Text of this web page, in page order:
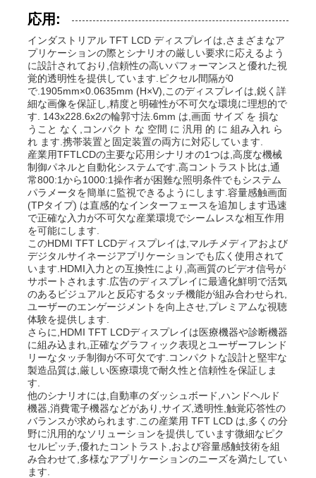
注文LCD表示モジュール
応用:
インダストリアル TFT LCD ディスプレイは,さまざまなア
プリケーションの際とシナリオの厳しい要求に応えるよう
に設計されており,信頼性の高いパフォーマンスと優れた視
覚的透明性を提供しています.ピクセル間隔が0
で.1905mm×0.0635mm (H×V),このディスプレイは,鋭く詳
細な画像を保証し,精度と明確性が不可欠な環境に理想的で
す. 143x228.6x2の輪郭寸法.6mm は,画面 サイズ を 損な
うこと なく,コンパクト な 空間 に 汎用 的 に 組み入れ ら
れ ます.携帯装置と固定装置の両方に対応しています.
産業用TFTLCDの主要な応用シナリオの1つは,高度な機械
制御パネルと自動化システムです.高コントラスト比は,通
常800:1から1000:1操作者が困難な照明条件でもシステム
パラメータを簡単に監視できるようにします.容量感触画面
(TPタイプ) は直感的なインターフェースを追加します迅速
で正確な入力が不可欠な産業環境でシームレスな相互作用
を可能にします.
このHDMI TFT LCDディスプレイは,マルチメディアおよび
デジタルサイネージアプリケーションでも広く使用されて
います.HDMI入力との互換性により,高画質のビデオ信号が
サポートされます.広告のディスプレイに最適化鮮明で活気
のあるビジュアルと反応するタッチ機能が組み合わせられ,
ユーザーのエンゲージメントを向上させ,プレミアムな視聴
体験を提供します.
さらに,HDMI TFT LCDディスプレイは医療機器や診断機器
に組み込まれ,正確なグラフィック表現とユーザーフレンド
リーなタッチ制御が不可欠です.コンパクトな設計と堅牢な
製造品質は,厳しい医療環境で耐久性と信頼性を保証しま
す.
他のシナリオには,自動車のダッシュボード,ハンドヘルド
機器,消費電子機器などがあり,サイズ,透明性,触覚応答性の
バランスが求められます.この産業用 TFT LCD は,多くの分
野に汎用的なソリューションを提供しています微細なピク
セルピッチ,優れたコントラスト,および容量感触技術を組
み合わせて,多様なアプリケーションのニーズを満たしてい
ます.